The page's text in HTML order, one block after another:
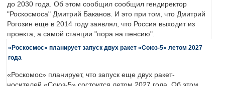
до 2030 года. Об этом сообщил сообщил гендиректор
"Роскосмоса" Дмитрий Баканов. И это при том, что Дмитрий
Рогозин еще в 2014 году заявлял, что Россия выходит из
проекта, а самой станции "пора на пенсию".
«Роскосмос» планирует запуск двух ракет «Союз-5» летом 2027
года
«Роскомос» планирует, что запуск еще двух ракет-